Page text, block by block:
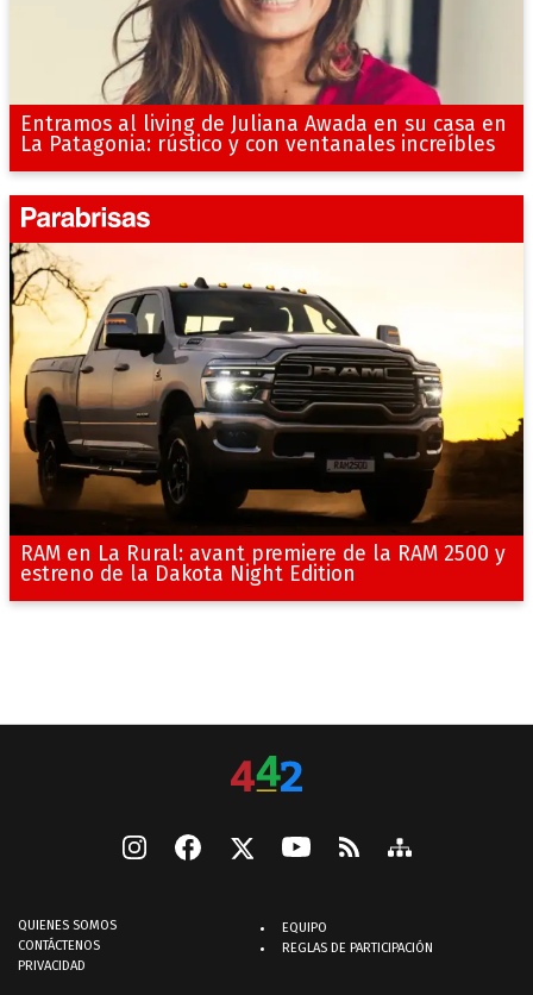
Entramos al living de Juliana Awada en su casa en
La Patagonia: rústico y con ventanales increíbles
RAM en La Rural: avant premiere de la RAM 2500 y
estreno de la Dakota Night Edition
QUIENES SOMOS
CONTÁCTENOS
PRIVACIDAD
EQUIPO
REGLAS DE PARTICIPACIÓN